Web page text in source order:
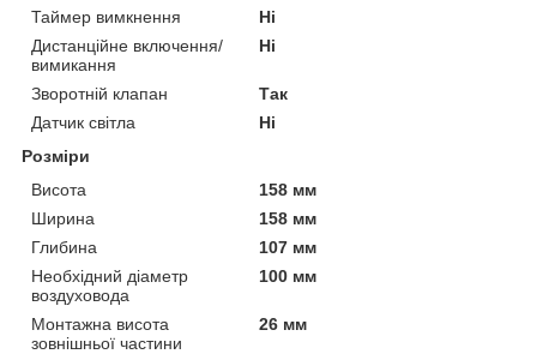
Таймер вимкнення
Ні
Дистанційне включення/
вимикання
Ні
Зворотній клапан
Так
Датчик світла
Ні
Розміри
Висота
158 мм
Ширина
158 мм
Глибина
107 мм
Необхідний діаметр
воздуховода
100 мм
Монтажна висота
зовнішньої частини
26 мм